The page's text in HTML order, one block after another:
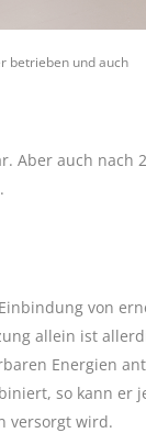
betrieben und auch
Aber auch nach
von
allein ist
Energien
so kann er
versorgt wird.